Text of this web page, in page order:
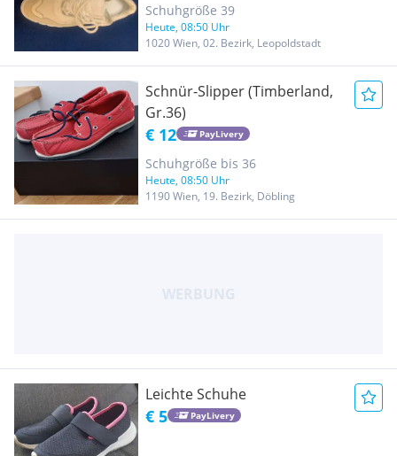
Schuhgröße 39
Heute, 08:50 Uhr
1020 Wien, 02. Bezirk, Leopoldstadt
Schnür-Slipper (Timberland,
Gr.36)
€ 12 PayLivery
Schuhgröße bis 36
Heute, 08:50 Uhr
1190 Wien, 19. Bezirk, Döbling
Leichte Schuhe
€ 5 PayLivery